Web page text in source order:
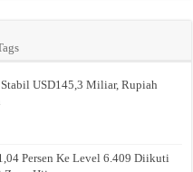
USD145,3 Miliar, Rupiah
Persen Ke Level 6.409 Diikuti